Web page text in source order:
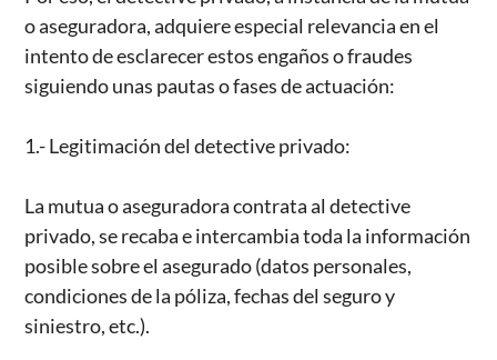
o aseguradora, adquiere especial relevancia en el
intento de esclarecer estos engaños o fraudes
siguiendo unas pautas o fases de actuación:
1.- Legitimación del detective privado:
La mutua o aseguradora contrata al detective
privado, se recaba e intercambia toda la información
posible sobre el asegurado (datos personales,
condiciones de la póliza, fechas del seguro y
siniestro, etc.).